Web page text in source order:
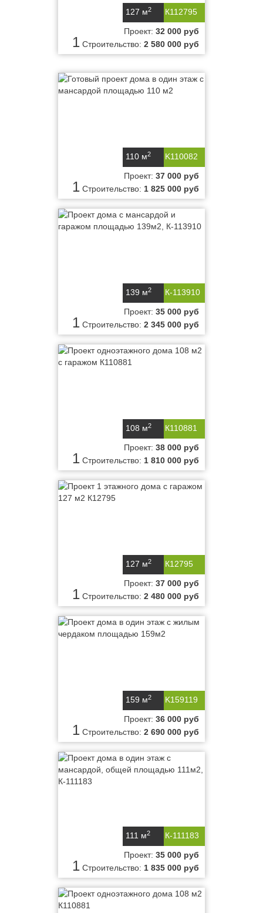
К112795
127 м2
1
Проект: 32 000 руб
Строительство: 2 580 000 руб
K110082
110 м2
1
Проект: 37 000 руб
Строительство: 1 825 000 руб
К-113910
139 м2
1
Проект: 35 000 руб
Строительство: 2 345 000 руб
К110881
108 м2
1
Проект: 38 000 руб
Строительство: 1 810 000 руб
К12795
127 м2
1
Проект: 37 000 руб
Строительство: 2 480 000 руб
K159119
159 м2
1
Проект: 36 000 руб
Строительство: 2 690 000 руб
К-111183
111 м2
1
Проект: 35 000 руб
Строительство: 1 835 000 руб